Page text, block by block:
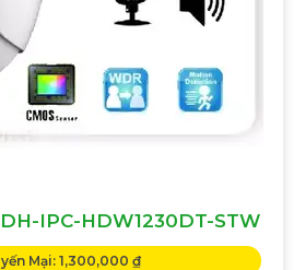
IPC-HDW1230DT-STW
Mại: 1,300,000 ₫